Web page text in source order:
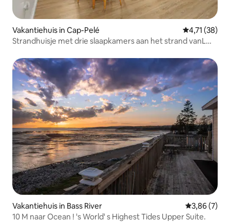
Vakantiehuis in Cap-Pelé Gemiddelde
4,71 (38)
Strandhuisje met drie slaapkamers aan het strand vanL
Vakantiehuis in Bass River
3,86 (7)
10 M naar Ocean ! 's World' s Highest Tides Upper Suite.